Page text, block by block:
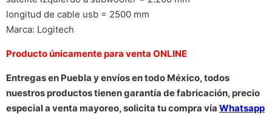
longitud de cable usb = 2500 mm
Marca: Logitech
Producto únicamente para venta ONLINE
Entregas en Puebla y envíos en todo México, todos
nuestros productos tienen garantía de fabricación, precio
especial a venta mayoreo, solicita tu compra vía Whatsapp